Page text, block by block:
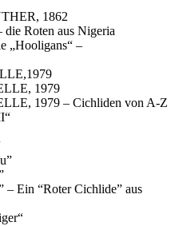
1862
Roten aus Nigeria
„Hooligans“ –
1979
1979 – Cichliden von A-Z
– Ein “Roter Cichlide” aus